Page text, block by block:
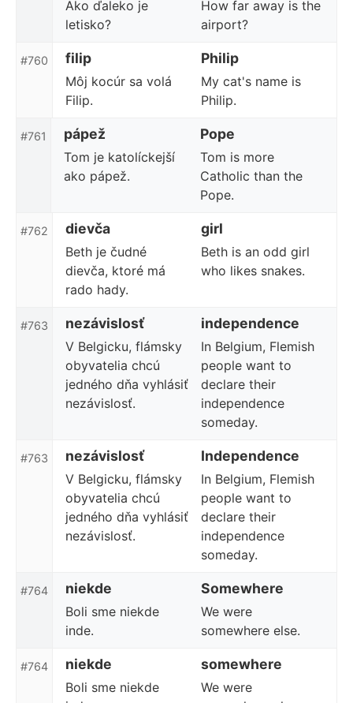
Ako ďaleko je
letisko?
How far away is the
airport?
#760 filip Philip
Môj kocúr sa volá
Filip.
My cat's name is
Philip.
#761 pápež Pope
Tom je katolíckejší
ako pápež.
Tom is more
Catholic than the
Pope.
#762 dievča girl
Beth je čudné
dievča, ktoré má
rado hady.
Beth is an odd girl
who likes snakes.
#763 nezávislosť independence
V Belgicku, flámsky
obyvatelia chcú
jedného dňa vyhlásiť
nezávislosť.
In Belgium, Flemish
people want to
declare their
independence
someday.
#763 nezávislosť Independence
V Belgicku, flámsky
obyvatelia chcú
jedného dňa vyhlásiť
nezávislosť.
In Belgium, Flemish
people want to
declare their
independence
someday.
#764 niekde Somewhere
Boli sme niekde
inde.
We were
somewhere else.
#764 niekde somewhere
Boli sme niekde
We were